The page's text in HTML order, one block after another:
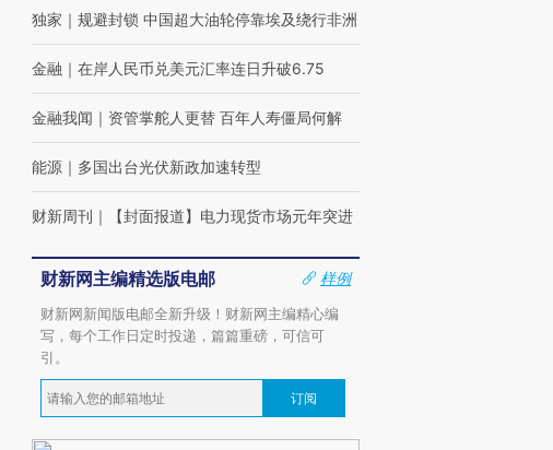
独家 ｜ 规避封锁 中国超大油轮停靠埃及绕行非洲
金融 ｜ 在岸人民币兑美元汇率连日升破6.75
金融我闻 ｜ 资管掌舵人更替 百年人寿僵局何解
能源 ｜ 多国出台光伏新政加速转型
财新周刊 ｜ 【封面报道】电力现货市场元年突进
财新网主编精选版电邮
样例
财新网新闻版电邮全新升级！财新网主编精心编
写，每个工作日定时投递，篇篇重磅，可信可
引。
订阅